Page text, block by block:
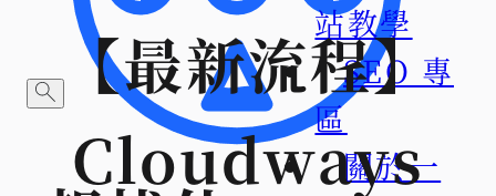
站教學
SEO 專
區
關於一
【最新流程】
Cloudways